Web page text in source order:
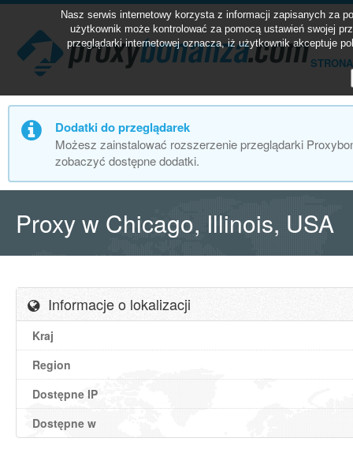
Dodatki do przeglądarek
Możesz zainstalować rozszerzenie przeglądarki
zobaczyć dostępne dodatki.
Proxy w Chicago, Illinois, USA
Informacje o lokalizacji
Kraj
Region
Dostępne IP
Dostępne w
Nasz serwis internetowy korzysta z informacji zapisanych za
użytkownik może kontrolować za pomocą ustawień swojej
przeglądarki internetowej oznacza, iż użytkownik akceptuje